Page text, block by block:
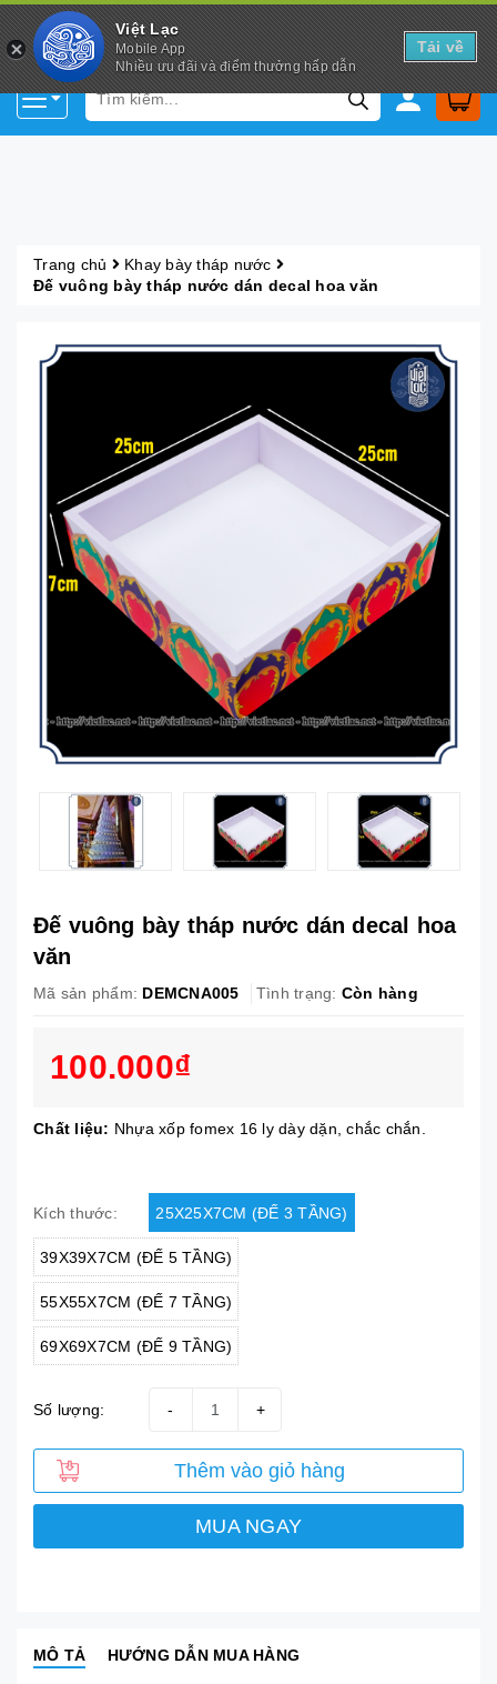
Việt Lạc
Mobile App
Nhiều ưu đãi và điểm thưởng hấp dẫn
Tải về
Trang chủ
Khay bày tháp nước
Đế vuông bày tháp nước dán decal hoa văn
Đế vuông bày tháp nước dán decal hoa
văn
Mã sản phẩm: DEMCNA005 Tình trạng: Còn hàng
100.000₫
Chất liệu: Nhựa xốp fomex 16 ly dày dặn, chắc chắn.
Kích thước: 25X25X7CM (ĐẾ 3 TẦNG)
39X39X7CM (ĐẾ 5 TẦNG)
55X55X7CM (ĐẾ 7 TẦNG)
69X69X7CM (ĐẾ 9 TẦNG)
Số lượng: +
-
Thêm vào giỏ hàng
MUA NGAY
MÔ TẢ HƯỚNG DẪN MUA HÀNG